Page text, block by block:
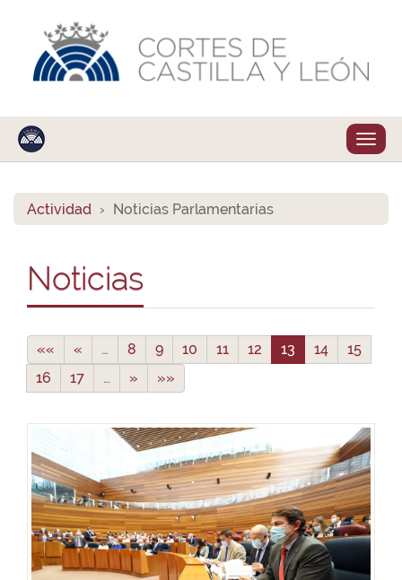
Actividad Noticias Parlamentarias
Noticias
«« « … 8 9 10 11 12 13 14
15
16
17 … » »»